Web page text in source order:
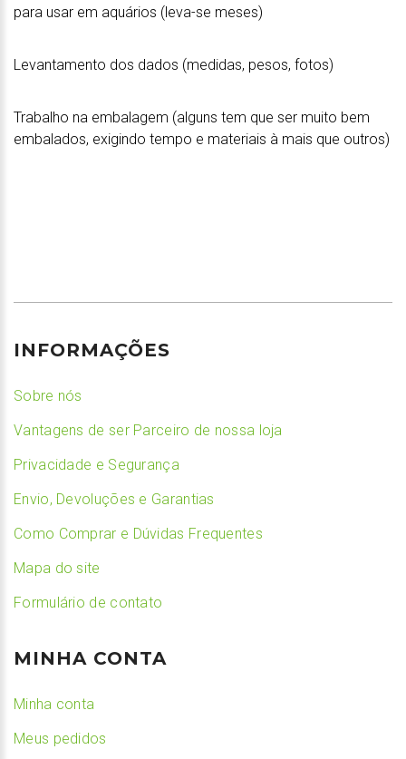
para usar em aquários (leva-se meses)
Levantamento dos dados (medidas, pesos, fotos)
Trabalho na embalagem (alguns tem que ser muito bem
embalados, exigindo tempo e materiais à mais que outros)
INFORMAÇÕES
Sobre nós
Vantagens de ser Parceiro de nossa loja
Privacidade e Segurança
Envio, Devoluções e Garantias
Como Comprar e Dúvidas Frequentes
Mapa do site
Formulário de contato
MINHA CONTA
Minha conta
Meus pedidos